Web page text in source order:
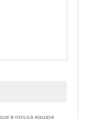
a nossa equipe